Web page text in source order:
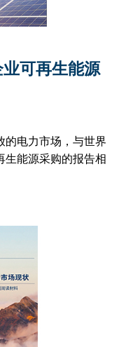
可再生能源
的电力市场，与世界
生能源采购的报告相